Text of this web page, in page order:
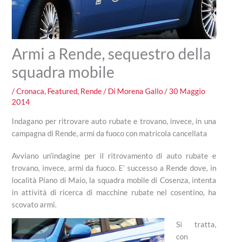
Armi a Rende, sequestro della
squadra mobile
/Cronaca, Featured, Rende/ Di Morena Gallo/ 30 Maggio
2014
Indagano per ritrovare auto rubate e trovano, invece, in una
campagna di Rende, armi da fuoco con matricola cancellata
Avviano un’indagine per il ritrovamento di auto rubate e
trovano, invece, armi da fuoco. E’ successo a Rende dove, in
località Piano di Maio, la squadra mobile di Cosenza, intenta
in attività di ricerca di macchine rubate nel cosentino, ha
scovato armi.
Si tratta,
con